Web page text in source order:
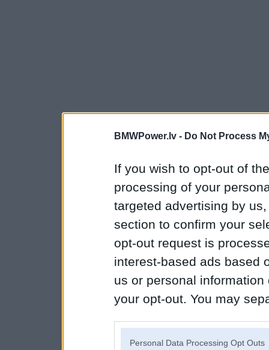
BMWPower.lv - Do Not Process
If you wish to opt-out of
processing of your
targeted advertising by
section to confirm your
opt-out request is
interest-based ads based
us or personal
your opt-out. You may
Personal Data Processing Opt Outs